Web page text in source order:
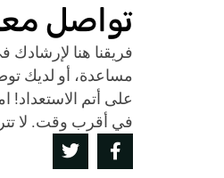
تواصل
فريقنا هنا
مساعدة، أو لديك
على أتم الاستعداد!
في أقرب وقت. لا
F
a
T
w